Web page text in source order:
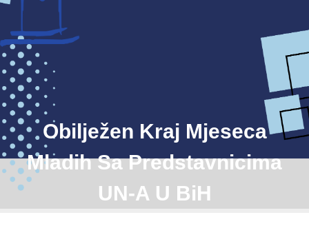
Obilježen Kraj Mjeseca
Mladih Sa Predstavnicima
UN-A U BiH